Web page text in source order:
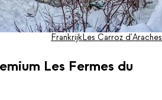
Les Fermes du
FrankrijkLes Carroz d'Araches